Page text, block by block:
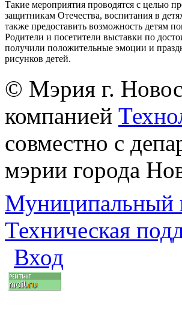
Такие мероприятия проводятся с целью
защитникам Отечества, воспитания в
также предоставить возможность детям
Родители и посетители выставки по
получили положительные эмоции и
рисунков детей.
© Мэрия г.
компанией
совместно с
мэрии города
Муниципальный
Техническая
Вход